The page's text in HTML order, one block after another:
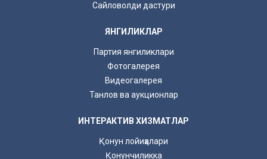
Сайловолди дастури
ЯНГИЛИКЛАР
Партия янгиликлари
Фотогалерея
Видеогалерея
Танлов ва аукционлар
ИНТЕРАКТИВ ХИЗМАТЛАР
Қонун лойиҳалари
Қонунчиликка